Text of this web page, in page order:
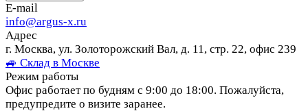
E-mail
info@argus-x.ru
Адрес
г. Москва, ул. Золоторожский Вал, д. 11, стр. 22, офис 239
🚙 Склад в Москве
Режим работы
Офис работает по будням с 9:00 до 18:00. Пожалуйста,
предупредите о визите заранее.